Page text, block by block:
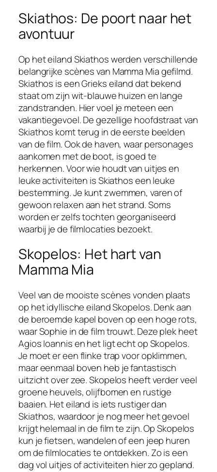
Skiathos: De poort naar het
avontuur
Op het eiland Skiathos werden verschillende
belangrijke scènes van Mamma Mia gefilmd.
Skiathos is een Grieks eiland dat bekend
staat om zijn wit-blauwe huizen en lange
zandstranden. Hier voel je meteen een
vakantiegevoel. De gezellige hoofdstraat van
Skiathos komt terug in de eerste beelden
van de film. Ook de haven, waar personages
aankomen met de boot, is goed te
herkennen. Voor wie houdt van uitjes en
leuke activiteiten is Skiathos een leuke
bestemming. Je kunt zwemmen, varen of
gewoon relaxen aan het strand. Soms
worden er zelfs tochten georganiseerd
waarbij je de filmlocaties bezoekt.
Skopelos: Het hart van
Mamma Mia
Veel van de mooiste scènes vonden plaats
op het idyllische eiland Skopelos. Denk aan
de beroemde kapel boven op een hoge rots,
waar Sophie in de film trouwt. Deze plek heet
Agios Ioannis en het ligt echt op Skopelos.
Je moet er een flinke trap voor opklimmen,
maar eenmaal boven heb je fantastisch
uitzicht over zee. Skopelos heeft verder veel
groene heuvels, olijfbomen en rustige
baaien. Het eiland is iets rustiger dan
Skiathos, waardoor je nog meer het gevoel
krijgt helemaal in de film te zijn. Op Skopelos
kun je fietsen, wandelen of een jeep huren
om de filmlocaties te ontdekken. Zo is een
dag vol uitjes of activiteiten hier zo gepland.